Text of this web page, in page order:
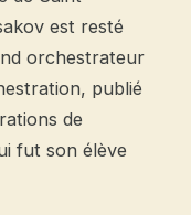
est resté
orchestrateur
publié
de
fut son élève